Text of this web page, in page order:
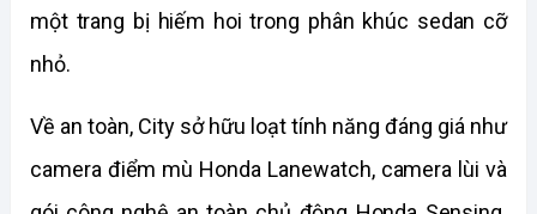
một trang bị hiếm hoi trong phân khúc sedan cỡ
nhỏ.
Về an toàn, City sở hữu loạt tính năng đáng giá như
camera điểm mù Honda Lanewatch, camera lùi và